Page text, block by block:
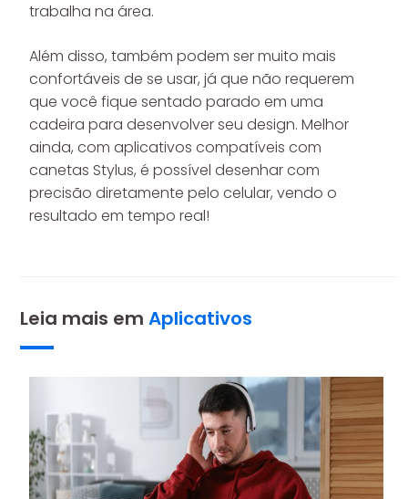
trabalha na área.
Além disso, também podem ser muito mais
confortáveis de se usar, já que não requerem
que você fique sentado parado em uma
cadeira para desenvolver seu design. Melhor
ainda, com aplicativos compatíveis com
canetas Stylus, é possível desenhar com
precisão diretamente pelo celular, vendo o
resultado em tempo real!
Leia mais em Aplicativos